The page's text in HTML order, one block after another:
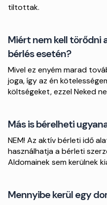
tiltottak.
Miért nem kell törődni
bérlés esetén?
Mivel ez enyém marad
joga, így az én
költségeket, ezzel Neked
Más is bérelheti
NEM! Az aktív bérleti idő
használhatja a bérleti
Aldomainek sem kerülnek
Mennyibe kerül egy